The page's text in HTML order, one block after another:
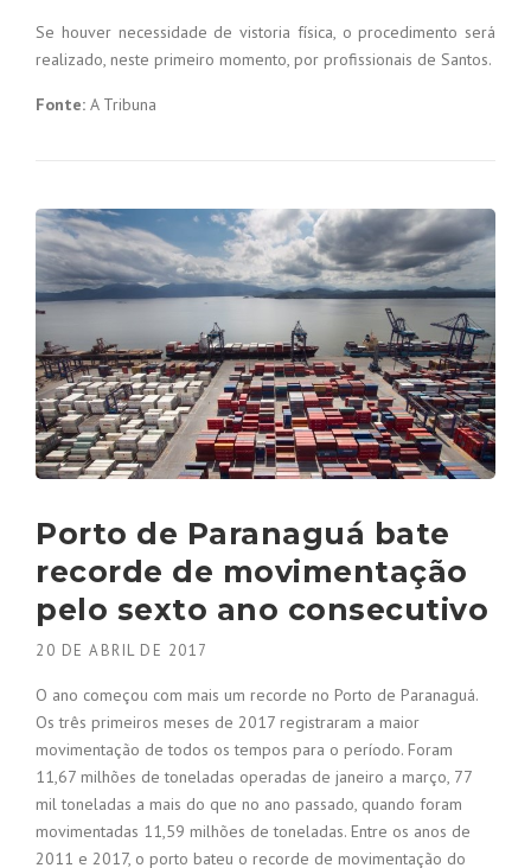
Se houver necessidade de vistoria física, o procedimento será
realizado, neste primeiro momento, por profissionais de Santos.
Fonte: A Tribuna
Porto de Paranaguá bate
recorde de movimentação
pelo sexto ano consecutivo
20 DE ABRIL DE 2017
O ano começou com mais um recorde no Porto de Paranaguá.
Os três primeiros meses de 2017 registraram a maior
movimentação de todos os tempos para o período. Foram
11,67 milhões de toneladas operadas de janeiro a março, 77
mil toneladas a mais do que no ano passado, quando foram
movimentadas 11,59 milhões de toneladas. Entre os anos de
2011 e 2017, o porto bateu o recorde de movimentação do